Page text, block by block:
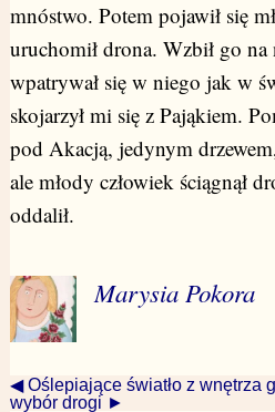
mnóstwo. Potem pojawił się
uruchomił drona. Wzbił go
wpatrywał się w niego jak w
skojarzył mi się z Pająkiem.
pod Akacją, jedynym
ale młody człowiek ściągnął
oddalił.
Marysia Pokora
◀ Oślepiające światło z wnętrza
wybór drogi ►